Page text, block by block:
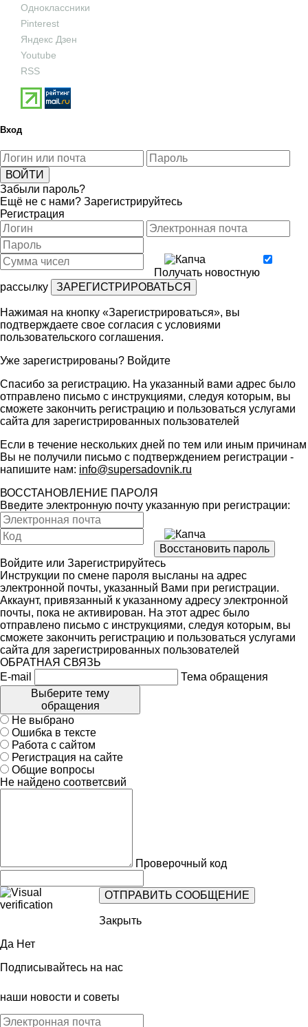
Одноклассники
Pinterest
Яндекс Дзен
Youtube
RSS
Вход
Забыли пароль?
Ещё не с нами? Зарегистрируйтесь
Регистрация
Получать новостную
рассылку
Нажимая на кнопку «Зарегистрироваться», вы
подтверждаете свое согласия с условиями
пользовательского соглашения.
Уже зарегистрированы? Войдите
Спасибо за регистрацию. На указанный вами адрес было
отправлено письмо с инструкциями, следуя которым, вы
сможете закончить регистрацию и пользоваться услугами
сайта для зарегистрированных пользователей
Если в течение нескольких дней по тем или иным причинам
Вы не получили письмо с подтверждением регистрации -
напишите нам: info@supersadovnik.ru
ВОССТАНОВЛЕНИЕ ПАРОЛЯ
Введите электронную почту указанную при регистрации:
Войдите или Зарегистрируйтесь
Инструкции по смене пароля высланы на адрес
электронной почты, указанный Вами при регистрации.
Аккаунт, привязанный к указанному адресу электронной
почты, пока не активирован. На этот адрес было
отправлено письмо с инструкциями, следуя которым, вы
сможете закончить регистрацию и пользоваться услугами
сайта для зарегистрированных пользователей
ОБРАТНАЯ СВЯЗЬ
E-mail
Тема обращения
Выберите тему
обращения
Не выбрано
Ошибка в тексте
Работа с сайтом
Регистрация на сайте
Общие вопросы
Не найдено соответсвий
Проверочный код
Закрыть
Да Нет
Подписывайтесь на нас
наши новости и советы